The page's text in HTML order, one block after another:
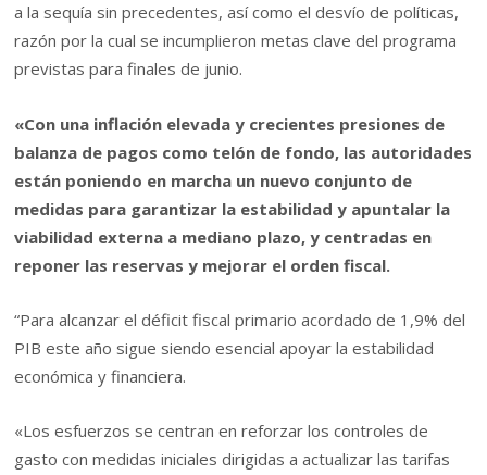
a la sequía sin precedentes, así como el desvío de políticas,
razón por la cual se incumplieron metas clave del programa
previstas para finales de junio.
«Con una inflación elevada y crecientes presiones de
balanza de pagos como telón de fondo, las autoridades
están poniendo en marcha un nuevo conjunto de
medidas para garantizar la estabilidad y apuntalar la
viabilidad externa a mediano plazo, y centradas en
reponer las reservas y mejorar el orden fiscal.
“Para alcanzar el déficit fiscal primario acordado de 1,9% del
PIB este año sigue siendo esencial apoyar la estabilidad
económica y financiera.
«Los esfuerzos se centran en reforzar los controles de
gasto con medidas iniciales dirigidas a actualizar las tarifas